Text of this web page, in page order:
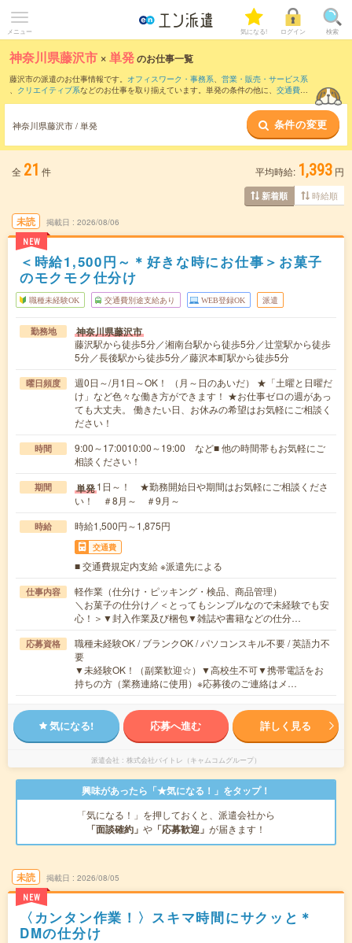
メニュー 気になる! ログイン 検索
神奈川県藤沢市 ×単発のお仕事一覧
藤沢市の派遣のお仕事情報です。 オフィスワーク・事務系、 営業・販売・サービス系
、 クリエイティブ系などのお仕事を取り揃えています。単発の条件の他に、 交通費別
神奈川県藤沢市 / 単発 条件の変更
全 21 件 平均時給: 1,393 円
新着順 時給順
未読
NEW
掲載日 2026/08/06
＜時給1,500円～＊好きな時にお仕事＞お菓子
のモクモク仕分け
職種未経験OK 交通費別途支給あり WEB登録OK 派遣
勤務地 神奈川県藤沢市
藤沢駅から徒歩5分／湘南台駅から徒歩5分／辻堂駅から徒歩
5分／長後駅から徒歩5分／藤沢本町駅から徒歩5分
曜日頻度
週0日～/月1日～OK！ （月～日のあいだ） ★「土曜と日曜だ
け」など色々な働き方ができます！ ★お仕事ゼロの週があっ
ても大丈夫。 働きたい日、お休みの希望はお気軽にご相談く
ださい！
時間
9:00～17:0010:00～19:00 など■ 他の時間帯もお気軽にご
相談ください！
期間 単発1日～！ ★勤務開始日や期間はお気軽にご相談くださ
い！ ＃8月～ ＃9月～
時給 時給1,500円～1,875円
交通費
■ 交通費規定内支給 ※派遣先による
仕事内容
軽作業（仕分け・ピッキング・検品、商品管理）
＼お菓子の仕分け／＜とってもシンプルなので未経験でも安
心！＞▼封入作業及び梱包▼雑誌や書籍などの仕分…
応募資格
職種未経験OK / ブランクOK / パソコンスキル不要 / 英語力不
要
▼未経験OK！（副業歓迎☆）▼高校生不可▼携帯電話をお
持ちの方（業務連絡に使用）※応募後のご連絡はメ…
気になる! 応募へ進む 詳しく見る
派遣会社 株式会社バイトレ（キャムコムグループ）
興味があったら「★気になる！」をタップ！
「気になる！」を押しておくと、派遣会社から
「面談確約」 や 「応募歓迎」 が届きます！
未読
NEW
掲載日 2026/08/05
〈カンタン作業！〉スキマ時間にサクッと＊
DMの仕分け